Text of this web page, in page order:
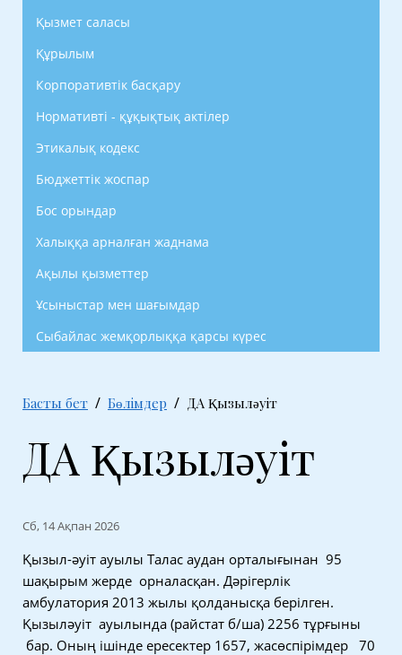
Қызмет саласы
Құрылым
Корпоративтік басқару
Нормативті - құқықтық актілер
Этикалық кодекс
Бюджеттік жоспар
Бос орындар
Халыққа арналған жаднама
Ақылы қызметтер
Ұсыныстар мен шағымдар
Сыбайлас жемқорлыққа қарсы күрес
Басты бет Бөлімдер ДА Қызыләуіт
ДА Қызыләуіт
Сб, 14 Ақпан 2026
Қызыл-әуіт ауылы Талас аудан орталығынан 95
шақырым жерде орналасқан. Дәрігерлік
амбулатория 2013 жылы қолданысқа берілген.
Қызыләуіт ауылында (райстат б/ша) 2256 тұрғыны
бар. Оның ішінде ересектер 1657, жасөспірімдер 70